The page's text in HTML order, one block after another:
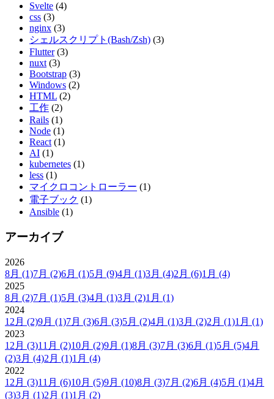
Svelte (4)
css (3)
nginx (3)
シェルスクリプト(Bash/Zsh) (3)
Flutter (3)
nuxt (3)
Bootstrap (3)
Windows (2)
HTML (2)
工作 (2)
Rails (1)
Node (1)
React (1)
AI (1)
kubernetes (1)
less (1)
マイクロコントローラー (1)
電子ブック (1)
Ansible (1)
アーカイブ
2026
8月 (1)7月 (2)6月 (1)5月 (9)4月 (1)3月 (4)2月 (6)1月 (4)
2025
8月 (2)7月 (1)5月 (3)4月 (1)3月 (2)1月 (1)
2024
12月 (2)9月 (1)7月 (3)6月 (3)5月 (2)4月 (1)3月 (2)2月 (1)1月 (1)
2023
12月 (3)11月 (2)10月 (2)9月 (1)8月 (3)7月 (3)6月 (1)5月 (5)4月
(2)3月 (4)2月 (1)1月 (4)
2022
12月 (3)11月 (6)10月 (5)9月 (10)8月 (3)7月 (2)6月 (4)5月 (1)4月
(3)3月 (1)2月 (1)1月 (2)